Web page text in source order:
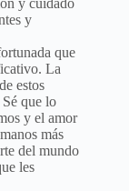
y cuidado
y
que
La
estos
que lo
y el amor
más
del mundo
les